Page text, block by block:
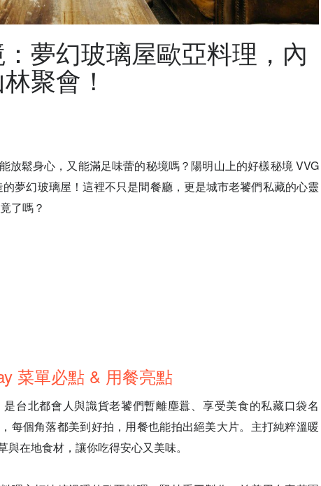
夢幻玻璃屋歐亞料理，內
聚會！
放鬆身心，又能滿足味蕾的秘境嗎？陽明山上的好樣秘境 VVG
夢幻玻璃屋！這裡不只是間餐廳，更是城市老饕們私藏的心靈
了嗎？
菜單必點 & 用餐亮點
台北都會人與識貨老饕們暫離塵囂、享受美食的私藏口袋名
每個角落都美到好拍，用餐也能拍出絕美大片。主打純粹溫暖
在地食材，讓你吃得安心又美味。